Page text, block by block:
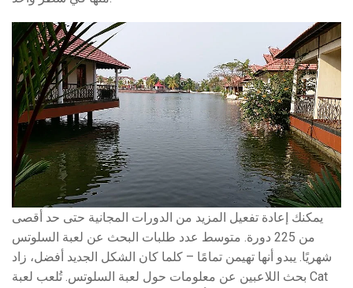
يمكنك إعادة تفعيل المزيد من الدورات المجانية حتى حد أقصى
من 225 دورة. متوسط ​​عدد طلبات البحث عن لعبة السلوتس
شهريًا. يبدو أنها تهيمن تمامًا – كلما كان الشكل الجديد أفضل، زاد
بحث اللاعبين عن معلومات حول لعبة السلوتس. تُلعب لعبة Cat